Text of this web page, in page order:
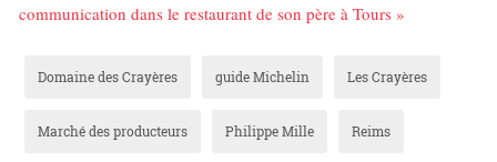
communication dans le restaurant de son père à Tours »
Domaine des Crayères guide Michelin Les Crayères
Marché des producteurs Philippe Mille Reims